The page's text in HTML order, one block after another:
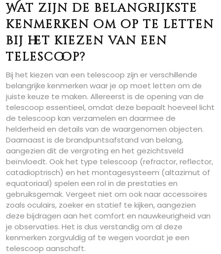
Wat zijn de belangrijkste
kenmerken om op te letten
bij het kiezen van een
telescoop?
Bij het kiezen van een telescoop zijn er verschillende
belangrijke kenmerken waar je op moet letten om de
juiste keuze te maken. Allereerst is de opening van de
telescoop essentieel, omdat deze bepaalt hoeveel licht
de telescoop kan verzamelen en daarmee de
helderheid en details van de waargenomen objecten.
Daarnaast is de brandpuntsafstand van belang,
aangezien dit de vergroting en het gezichtsveld
beïnvloedt. Ook het type telescoop (refractor, reflector,
catadioptrisch) en het montagesysteem (altazimut of
equatoriaal) spelen een rol in de prestaties en
gebruiksgemak. Vergeet niet om ook naar accessoires
zoals oculairs, zoeker en statief te kijken, aangezien
deze bijdragen aan het comfort en nauwkeurigheid van
je observaties. Het is dus verstandig om al deze
kenmerken zorgvuldig af te wegen voordat je een
telescoop aanschaft.